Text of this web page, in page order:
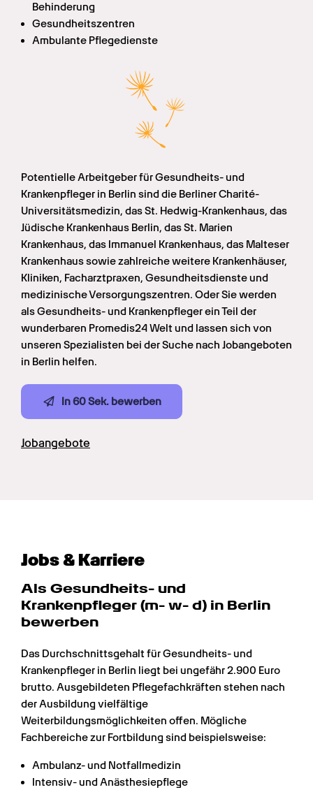
Behinderung
Gesundheitszentren
Ambulante Pflegedienste
Potentielle Arbeitgeber für Gesundheits- und
Krankenpfleger in Berlin sind die Berliner Charité-
Universitätsmedizin, das St. Hedwig-Krankenhaus, das
Jüdische Krankenhaus Berlin, das St. Marien
Krankenhaus, das Immanuel Krankenhaus, das Malteser
Krankenhaus sowie zahlreiche weitere Krankenhäuser,
Kliniken, Facharztpraxen, Gesundheitsdienste und
medizinische Versorgungszentren. Oder Sie werden
als Gesundheits- und Krankenpfleger ein Teil der
wunderbaren Promedis24 Welt und lassen sich von
unseren Spezialisten bei der Suche nach Jobangeboten
in Berlin helfen.
In 60 Sek. bewerben
Jobangebote
Jobs & Karriere
Als Gesundheits- und
Krankenpfleger (m- w- d) in Berlin
bewerben
Das Durchschnittsgehalt für Gesundheits- und
Krankenpfleger in Berlin liegt bei ungefähr 2.900 Euro
brutto. Ausgebildeten Pflegefachkräften stehen nach
der Ausbildung vielfältige
Weiterbildungsmöglichkeiten offen. Mögliche
Fachbereiche zur Fortbildung sind beispielsweise:
Ambulanz- und Notfallmedizin
Intensiv- und Anästhesiepflege